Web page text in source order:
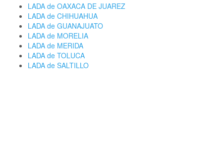
LADA de OAXACA DE JUAREZ
LADA de CHIHUAHUA
LADA de GUANAJUATO
LADA de MORELIA
LADA de MERIDA
LADA de TOLUCA
LADA de SALTILLO